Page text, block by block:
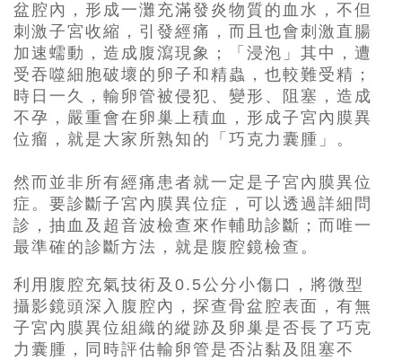
盆腔內，形成一灘充滿發炎物質的血水，不但
刺激子宮收縮，引發經痛，而且也會刺激直腸
加速蠕動，造成腹瀉現象；「浸泡」其中，遭
受吞噬細胞破壞的卵子和精蟲，也較難受精；
時日一久，輸卵管被侵犯、變形、阻塞，造成
不孕，嚴重會在卵巢上積血，形成子宮內膜異
位瘤，就是大家所熟知的「巧克力囊腫」。
然而並非所有經痛患者就一定是子宮內膜異位
症。要診斷子宮內膜異位症，可以透過詳細問
診，抽血及超音波檢查來作輔助診斷；而唯一
最準確的診斷方法，就是腹腔鏡檢查。
利用腹腔充氣技術及0.5公分小傷口，將微型
攝影鏡頭深入腹腔內，探查骨盆腔表面，有無
子宮內膜異位組織的縱跡及卵巢是否長了巧克
力囊腫，同時評估輸卵管是否沾黏及阻塞不